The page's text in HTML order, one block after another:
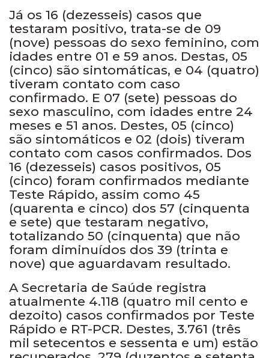
Já os 16 (dezesseis) casos que
testaram positivo, trata-se de 09
(nove) pessoas do sexo feminino, com
idades entre 01 e 59 anos. Destas, 05
(cinco) são sintomáticas, e 04 (quatro)
tiveram contato com caso
confirmado. E 07 (sete) pessoas do
sexo masculino, com idades entre 24
meses e 51 anos. Destes, 05 (cinco)
são sintomáticos e 02 (dois) tiveram
contato com casos confirmados. Dos
16 (dezesseis) casos positivos, 05
(cinco) foram confirmados mediante
Teste Rápido, assim como 45
(quarenta e cinco) dos 57 (cinquenta
e sete) que testaram negativo,
totalizando 50 (cinquenta) que não
foram diminuídos dos 39 (trinta e
nove) que aguardavam resultado.
A Secretaria de Saúde registra
atualmente 4.118 (quatro mil cento e
dezoito) casos confirmados por Teste
Rápido e RT-PCR. Destes, 3.761 (três
mil setecentos e sessenta e um) estão